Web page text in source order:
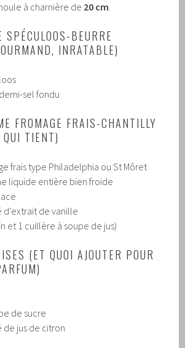
à charnière de 20 cm.
BEURRE
INRATABLE)
sel fondu
FROMAGE FRAIS-CHANTILLY
TIENT)
frais type Philadelphia ou St Môret
liquide entière bien froide
de vanille
et 1 cuillère à soupe de jus)
(ET QUOI AJOUTER POUR
de sucre
de jus de citron